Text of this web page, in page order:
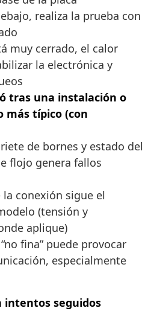
realiza la prueba con
muy cerrado, el calor
la electrónica y
tras una instalación o
más típico (con
de bornes y estado del
flojo genera fallos
conexión sigue el
(tensión y
aplique)
fina” puede provocar
especialmente
intentos seguidos